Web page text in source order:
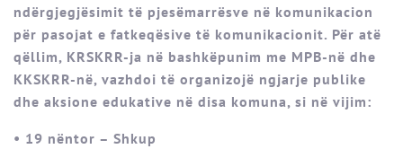
ndërgjegjësimit të pjesëmarrësve në komunikacion
për pasojat e fatkeqësive të komunikacionit. Për atë
qëllim, KRSKRR-ja në bashkëpunim me MPB-në dhe
KKSKRR-në, vazhdoi të organizojë ngjarje publike
dhe aksione edukative në disa komuna, si në vijim:
• 19 nëntor – Shkup